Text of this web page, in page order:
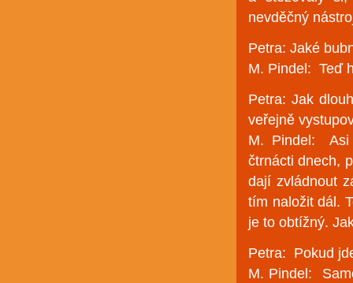
nevděčný
Petra: Jaké
M. Pindel: Teď
Petra: Jak
veřejně
M. Pindel: Asi
čtrnácti dnech,
dají zvládnout
tím naložit dál.
je to obtížný.
Petra: Pokud
M. Pindel: